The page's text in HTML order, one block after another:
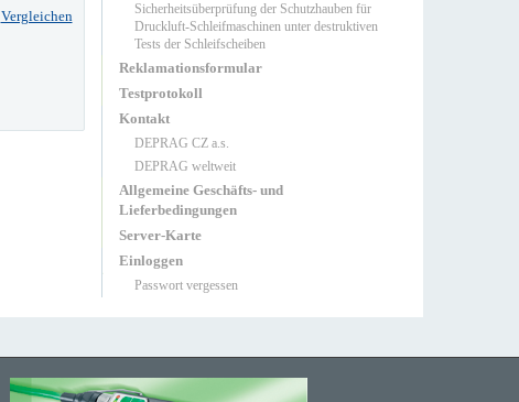
Vergleichen
Sicherheitsüberprüfung der Schutzhauben für
Druckluft-Schleifmaschinen unter destruktiven
Tests der Schleifscheiben
Reklamationsformular
Testprotokoll
Kontakt
DEPRAG CZ a.s.
DEPRAG weltweit
Allgemeine Geschäfts- und
Lieferbedingungen
Server-Karte
Einloggen
Passwort vergessen